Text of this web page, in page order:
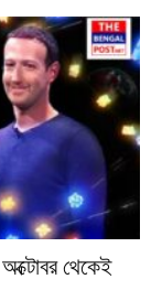
থেকেই